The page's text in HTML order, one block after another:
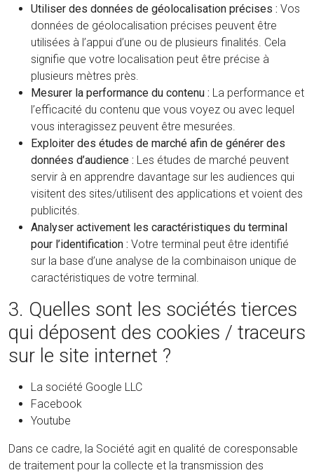
Utiliser des données de géolocalisation précises : Vos
données de géolocalisation précises peuvent être
utilisées à l’appui d’une ou de plusieurs finalités. Cela
signifie que votre localisation peut être précise à
plusieurs mètres près.
Mesurer la performance du contenu : La performance et
l’efficacité du contenu que vous voyez ou avec lequel
vous interagissez peuvent être mesurées.
Exploiter des études de marché afin de générer des
données d’audience : Les études de marché peuvent
servir à en apprendre davantage sur les audiences qui
visitent des sites/utilisent des applications et voient des
publicités.
Analyser activement les caractéristiques du terminal
pour l’identification : Votre terminal peut être identifié
sur la base d’une analyse de la combinaison unique de
caractéristiques de votre terminal.
3. Quelles sont les sociétés tierces
qui déposent des cookies / traceurs
sur le site internet ?
La société Google LLC
Facebook
Youtube
Dans ce cadre, la Société agit en qualité de coresponsable
de traitement pour la collecte et la transmission des